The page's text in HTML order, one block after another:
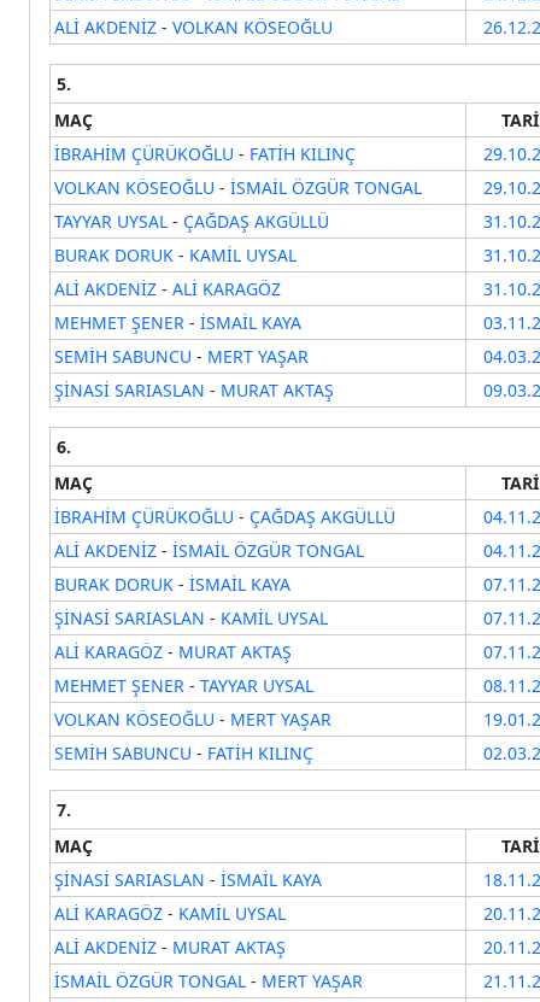
ALİ AKDENİZ - VOLKAN KÖSEOĞLU
5.
MAÇ
İBRAHİM ÇÜRÜKOĞLU - FATİH KILINÇ
VOLKAN KÖSEOĞLU - İSMAİL ÖZGÜR TONGAL
TAYYAR UYSAL - ÇAĞDAŞ AKGÜLLÜ
BURAK DORUK - KAMİL UYSAL
ALİ AKDENİZ - ALİ KARAGÖZ
MEHMET ŞENER - İSMAİL KAYA
SEMİH SABUNCU - MERT YAŞAR
ŞİNASİ SARIASLAN - MURAT AKTAŞ
6.
MAÇ
İBRAHİM ÇÜRÜKOĞLU - ÇAĞDAŞ AKGÜLLÜ
ALİ AKDENİZ - İSMAİL ÖZGÜR TONGAL
BURAK DORUK - İSMAİL KAYA
ŞİNASİ SARIASLAN - KAMİL UYSAL
ALİ KARAGÖZ - MURAT AKTAŞ
MEHMET ŞENER - TAYYAR UYSAL
VOLKAN KÖSEOĞLU - MERT YAŞAR
SEMİH SABUNCU - FATİH KILINÇ
7.
MAÇ
ŞİNASİ SARIASLAN - İSMAİL KAYA
ALİ KARAGÖZ - KAMİL UYSAL
ALİ AKDENİZ - MURAT AKTAŞ
İSMAİL ÖZGÜR TONGAL - MERT YAŞAR